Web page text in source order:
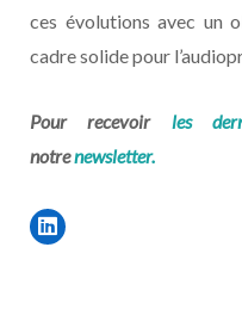
ces évolutions avec un
cadre solide pour
Pour recevoir les
notrenewsletter.